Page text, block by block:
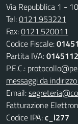
Via Repubblica 1 -
Tel:0121.953221
Fax:0121.520011
Codice Fiscale:
Partita IVA:
P.E.C.:
messaggi da
Email:
Fatturazione
Codice IPA:c_l277